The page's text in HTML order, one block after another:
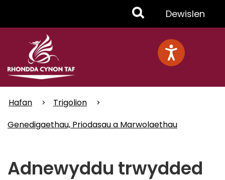
Toggle
Menu
Dewislen
Hafan
Trigolion
Genedigaethau, Priodasau a Marwolaethau
Adnewyddu trwydded